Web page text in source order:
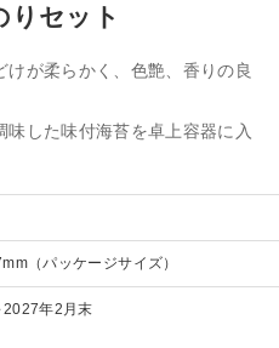
セット
が柔らかく、色艶、香りの良
した味付海苔を卓上容器に入
（パッケージサイズ）
2027年2月末